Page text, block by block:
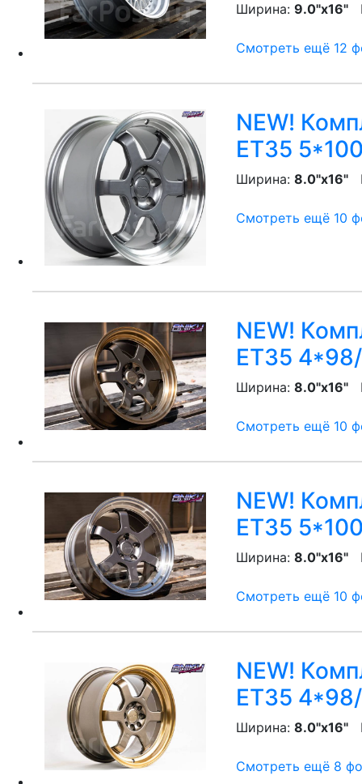
Ширина: 9.0"x16"
Смотреть ещё 12
NEW!
ET35
Ширина: 8.0"x16"
Смотреть ещё 10
NEW!
ET35
Ширина: 8.0"x16"
Смотреть ещё 10
NEW!
ET35
Ширина: 8.0"x16"
Смотреть ещё 10
NEW!
ET35
Ширина: 8.0"x16"
Смотреть ещё 8